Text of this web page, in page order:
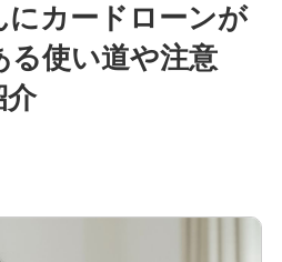
の仕組みとは？利用する際の
介
とは？利息との違いや計算方
方法は主に3つ！方式や無理の
介
にカードローンが
る使い道や注意
介